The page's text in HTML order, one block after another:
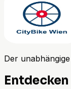
Der
Entdecken